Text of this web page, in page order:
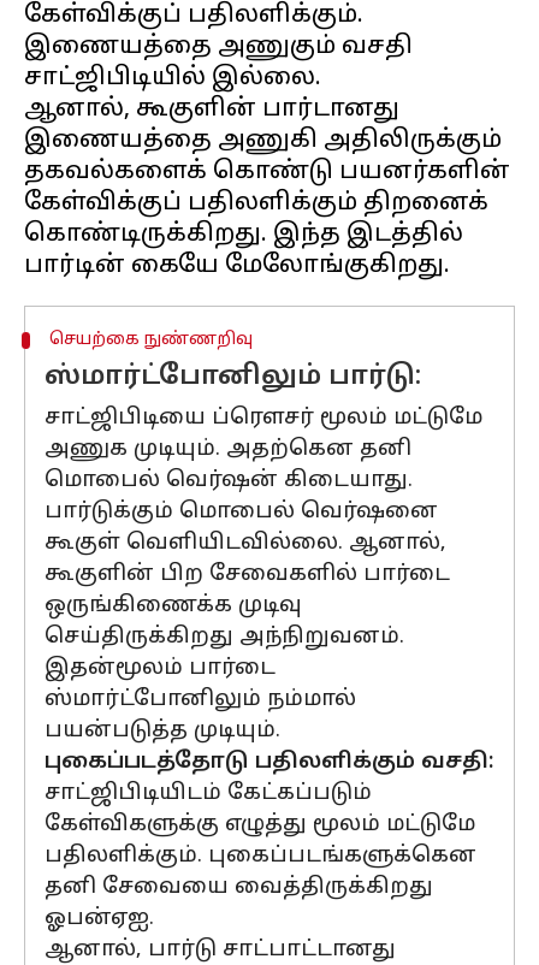
கேள்விக்குப் பதிலளிக்கும்.
இணையத்தை அணுகும் வசதி
சாட்ஜிபிடியில் இல்லை.
ஆனால், கூகுளின் பார்டானது
இணையத்தை அணுகி அதிலிருக்கும்
தகவல்களைக் கொண்டு பயனர்களின்
கேள்விக்குப் பதிலளிக்கும் திறனைக்
கொண்டிருக்கிறது. இந்த இடத்தில்
செயற்கை நுண்ணறிவு
ஸ்மார்ட்போனிலும் பார்டு:
சாட்ஜிபிடியை ப்ரௌசர் மூலம் மட்டுமே
அணுக முடியும். அதற்கென தனி
மொபைல் வெர்ஷன் கிடையாது.
பார்டுக்கும் மொபைல் வெர்ஷனை
கூகுள் வெளியிடவில்லை. ஆனால்,
கூகுளின் பிற சேவைகளில் பார்டை
ஒருங்கிணைக்க முடிவு
செய்திருக்கிறது அந்நிறுவனம்.
இதன்மூலம் பார்டை
ஸ்மார்ட்போனிலும் நம்மால்
பயன்படுத்த முடியும்.
புகைப்படத்தோடு பதிலளிக்கும் வசதி:
சாட்ஜிபிடியிடம் கேட்கப்படும்
கேள்விகளுக்கு எழுத்து மூலம் மட்டுமே
பதிலளிக்கும். புகைப்படங்களுக்கென
தனி சேவையை வைத்திருக்கிறது
ஓபன்ஏஐ.
ஆனால், பார்டு சாட்பாட்டானது